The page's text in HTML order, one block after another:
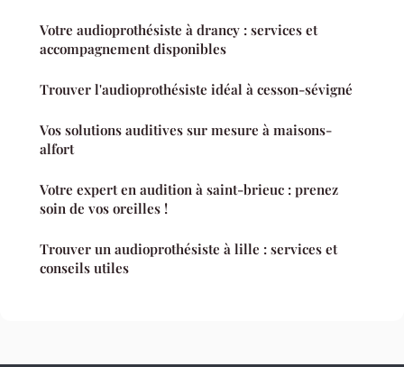
Votre audioprothésiste à drancy : services et
accompagnement disponibles
Trouver l'audioprothésiste idéal à cesson-sévigné
Vos solutions auditives sur mesure à maisons-
alfort
Votre expert en audition à saint-brieuc : prenez
soin de vos oreilles !
Trouver un audioprothésiste à lille : services et
conseils utiles